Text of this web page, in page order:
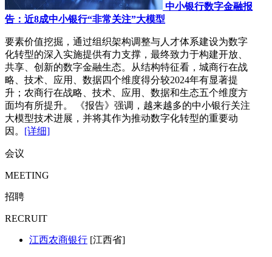
中小银行数字金融报
告：近8成中小银行“非常关注”大模型
要素价值挖掘，通过组织架构调整与人才体系建设为数字
化转型的深入实施提供有力支撑，最终致力于构建开放、
共享、创新的数字金融生态。从结构特征看，城商行在战
略、技术、应用、数据四个维度得分较2024年有显著提
升；农商行在战略、技术、应用、数据和生态五个维度方
面均有所提升。 《报告》强调，越来越多的中小银行关注
大模型技术进展，并将其作为推动数字化转型的重要动
因。 [详细]
会议
MEETING
招聘
RECRUIT
江西农商银行 [江西省]